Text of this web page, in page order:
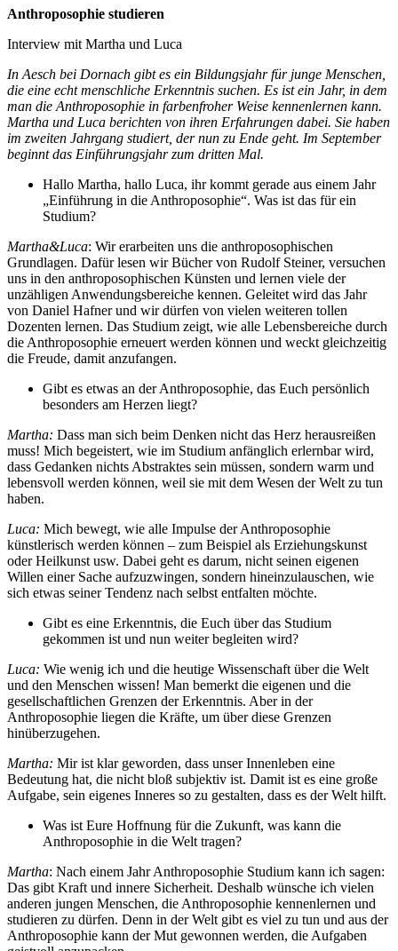
Anthroposophie studieren
Interview mit Martha und Luca
In Aesch bei Dornach gibt es ein Bildungsjahr für junge Menschen,
die eine echt menschliche Erkenntnis suchen. Es ist ein Jahr, in dem
man die Anthroposophie in farbenfroher Weise kennenlernen kann.
Martha und Luca berichten von ihren Erfahrungen dabei. Sie haben
im zweiten Jahrgang studiert, der nun zu Ende geht. Im September
beginnt das Einführungsjahr zum dritten Mal.
Hallo Martha, hallo Luca, ihr kommt gerade aus einem Jahr
„Einführung in die Anthroposophie“. Was ist das für ein
Studium?
Martha&Luca: Wir erarbeiten uns die anthroposophischen
Grundlagen. Dafür lesen wir Bücher von Rudolf Steiner, versuchen
uns in den anthroposophischen Künsten und lernen viele der
unzähligen Anwendungsbereiche kennen. Geleitet wird das Jahr
von Daniel Hafner und wir dürfen von vielen weiteren tollen
Dozenten lernen. Das Studium zeigt, wie alle Lebensbereiche durch
die Anthroposophie erneuert werden können und weckt gleichzeitig
die Freude, damit anzufangen.
Gibt es etwas an der Anthroposophie, das Euch persönlich
besonders am Herzen liegt?
Martha: Dass man sich beim Denken nicht das Herz herausreißen
muss! Mich begeistert, wie im Studium anfänglich erlernbar wird,
dass Gedanken nichts Abstraktes sein müssen, sondern warm und
lebensvoll werden können, weil sie mit dem Wesen der Welt zu tun
haben.
Luca: Mich bewegt, wie alle Impulse der Anthroposophie
künstlerisch werden können – zum Beispiel als Erziehungskunst
oder Heilkunst usw. Dabei geht es darum, nicht seinen eigenen
Willen einer Sache aufzuzwingen, sondern hineinzulauschen, wie
sich etwas seiner Tendenz nach selbst entfalten möchte.
Gibt es eine Erkenntnis, die Euch über das Studium
gekommen ist und nun weiter begleiten wird?
Luca: Wie wenig ich und die heutige Wissenschaft über die Welt
und den Menschen wissen! Man bemerkt die eigenen und die
gesellschaftlichen Grenzen der Erkenntnis. Aber in der
Anthroposophie liegen die Kräfte, um über diese Grenzen
hinüberzugehen.
Martha: Mir ist klar geworden, dass unser Innenleben eine
Bedeutung hat, die nicht bloß subjektiv ist. Damit ist es eine große
Aufgabe, sein eigenes Inneres so zu gestalten, dass es der Welt hilft.
Was ist Eure Hoffnung für die Zukunft, was kann die
Anthroposophie in die Welt tragen?
Martha: Nach einem Jahr Anthroposophie Studium kann ich sagen:
Das gibt Kraft und innere Sicherheit. Deshalb wünsche ich vielen
anderen jungen Menschen, die Anthroposophie kennenlernen und
studieren zu dürfen. Denn in der Welt gibt es viel zu tun und aus der
Anthroposophie kann der Mut gewonnen werden, die Aufgaben